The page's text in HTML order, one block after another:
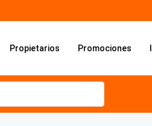
Propietarios Promociones